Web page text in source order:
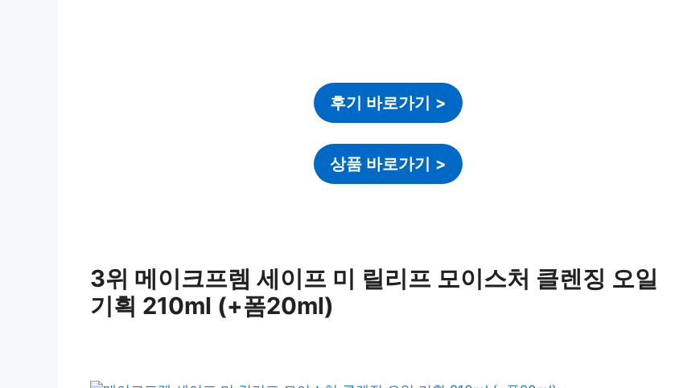
후기 바로가기 >
상품 바로가기 >
3위 메이크프렘 세이프 미 릴리프 모이스처 클렌징 오일
기획 210ml (+폼20ml)